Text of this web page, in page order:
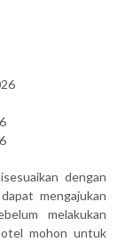
dengan
mengajukan
melakukan
mohon untuk